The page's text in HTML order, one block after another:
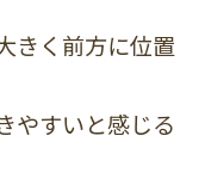
きく前方に位置
やすいと感じる